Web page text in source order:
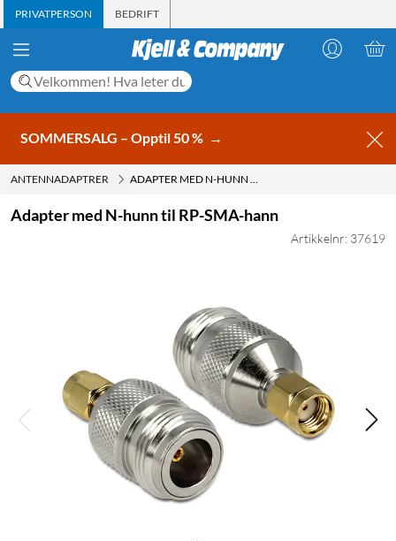
PRIVATPERSON BEDRIFT
SOMMERSALG – Opptil 50 % →
ANTENNADAPTRER ADAPTER MED N-HUNN TIL RP-SMA-HANN
Adapter med N-hunn til RP-SMA-hann
Artikkelnr: 37619